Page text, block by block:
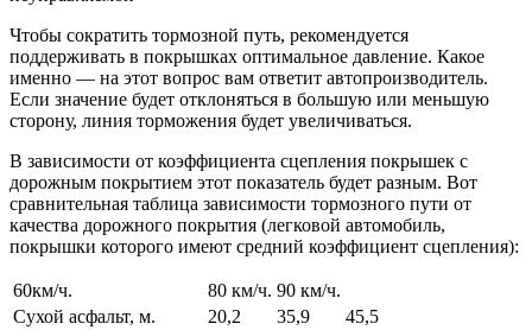
Чтобы сократить тормозной путь, рекомендуется
поддерживать в покрышках оптимальное давление. Какое
именно — на этот вопрос вам ответит автопроизводитель.
Если значение будет отклоняться в большую или меньшую
сторону, линия торможения будет увеличиваться.
В зависимости от коэффициента сцепления покрышек с
дорожным покрытием этот показатель будет разным. Вот
сравнительная таблица зависимости тормозного пути от
качества дорожного покрытия (легковой автомобиль,
покрышки которого имеют средний коэффициент сцепления):
60км/ч. 80 км/ч. 90 км/ч.
Сухой асфальт, м.
20,2 35,9
45,5